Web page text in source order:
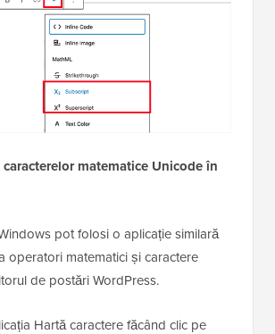
matematice Unicode în
pot folosi o aplicație similară
operatori matematici și caractere
de postări WordPress.
Hartă caractere făcând clic pe